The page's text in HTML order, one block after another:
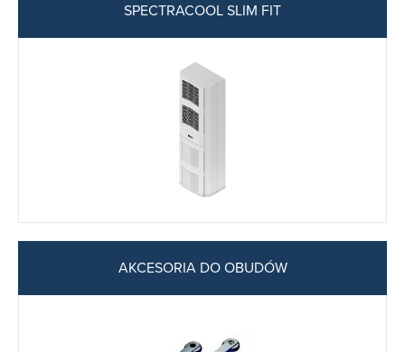
SPECTRACOOL SLIM FIT
AKCESORIA DO OBUDÓW